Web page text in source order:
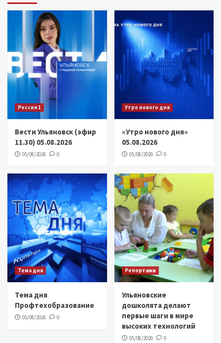
Россия 1
Вести Ульяновск (эфир
11.30) 05.08.2026
05/08/2026 0
Утро нового дня
«Утро нового дня»
05.08.2026
05/08/2026 0
Тема дня
Тема дня
Профтехобразование
05/08/2026 0
Репортажи
Ульяновские
дошколята делают
первые шаги в мире
высоких технологий
05/08/2026 0